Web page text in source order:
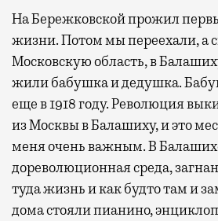
На Бережковской прожил
жизни. Потом мы переехали, а
Московскую область, в
жили бабушка и дедушка.
еще в 1918 году. Революция
из Москвы в Балашиху, и это
меня очень важным. В
дореволюционная среда,
туда жизнь и как будто там и
дома стояли пианино,